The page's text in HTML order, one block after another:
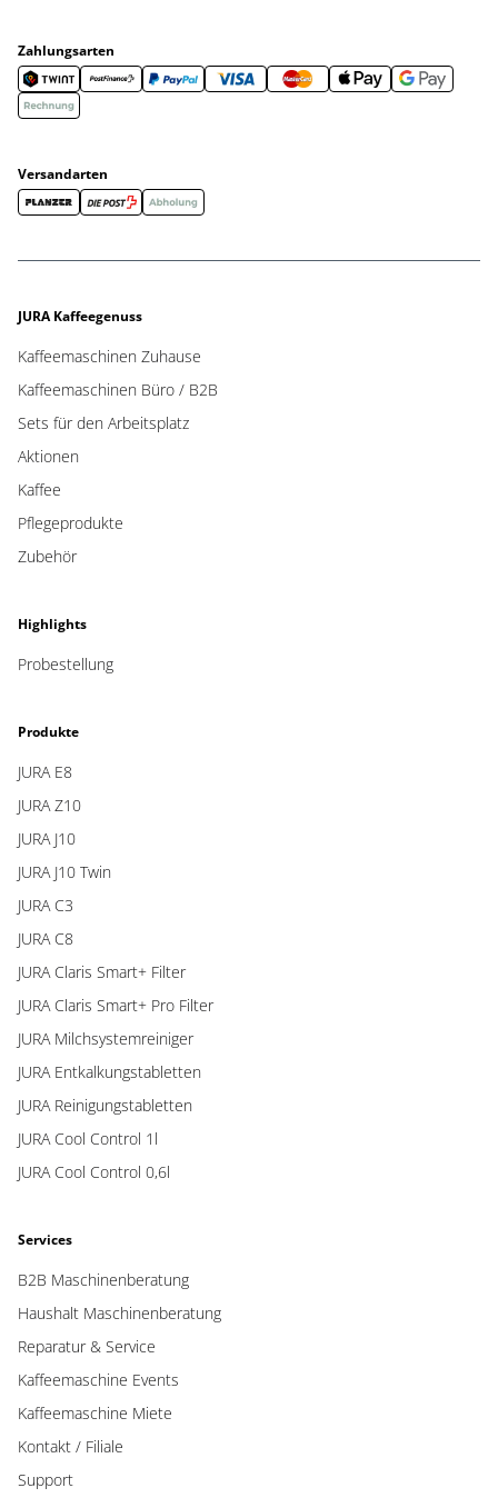
macchiato
Light Brew Cortado
Light Brew Cappuccino
Light Brew Latte
Light Brew Flat White
Zahlungsarten
Versandarten
JURA Kaffeegenuss
Kaffeemaschinen Zuhause
Kaffeemaschinen Büro / B2B
Sets für den Arbeitsplatz
Aktionen
Kaffee
Pflegeprodukte
Zubehör
Highlights
Probestellung
Produkte
JURA E8
JURA Z10
JURA J10
JURA J10 Twin
JURA C3
JURA C8
JURA Claris Smart+ Filter
JURA Claris Smart+ Pro Filter
JURA Milchsystemreiniger
JURA Entkalkungstabletten
JURA Reinigungstabletten
JURA Cool Control 1l
JURA Cool Control 0,6l
Services
B2B Maschinenberatung
Haushalt Maschinenberatung
Reparatur & Service
Kaffeemaschine Events
Kaffeemaschine Miete
Kontakt / Filiale
Support